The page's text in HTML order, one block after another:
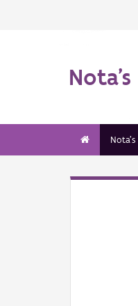
Nota's
Nota's